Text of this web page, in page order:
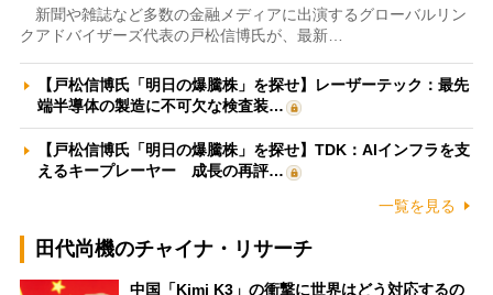
新聞や雑誌など多数の金融メディアに出演するグローバルリン
クアドバイザーズ代表の戸松信博氏が、最新…
【戸松信博氏「明日の爆騰株」を探せ】レーザーテック：最先
端半導体の製造に不可欠な検査装…
【戸松信博氏「明日の爆騰株」を探せ】TDK：AIインフラを支
えるキープレーヤー 成長の再評…
一覧を見る
田代尚機のチャイナ・リサーチ
中国「Kimi K3」の衝撃に世界はどう対応するの